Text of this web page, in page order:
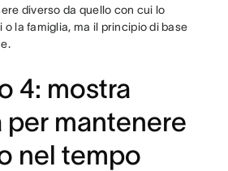
diverso da quello con cui lo
la famiglia, ma il principio di base
4: mostra
per mantenere
nel tempo